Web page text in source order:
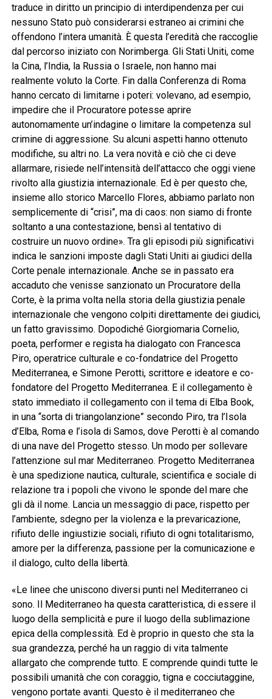
traduce in diritto un principio di interdipendenza per cui
nessuno Stato può considerarsi estraneo ai crimini che
offendono l’intera umanità. È questa l’eredità che raccoglie
dal percorso iniziato con Norimberga. Gli Stati Uniti, come
la Cina, l’India, la Russia o Israele, non hanno mai
realmente voluto la Corte. Fin dalla Conferenza di Roma
hanno cercato di limitarne i poteri: volevano, ad esempio,
impedire che il Procuratore potesse aprire
autonomamente un’indagine o limitare la competenza sul
crimine di aggressione. Su alcuni aspetti hanno ottenuto
modifiche, su altri no. La vera novità e ciò che ci deve
allarmare, risiede nell’intensità dell’attacco che oggi viene
rivolto alla giustizia internazionale. Ed è per questo che,
insieme allo storico Marcello Flores, abbiamo parlato non
semplicemente di “crisi”, ma di caos: non siamo di fronte
soltanto a una contestazione, bensì al tentativo di
costruire un nuovo ordine». Tra gli episodi più significativi
indica le sanzioni imposte dagli Stati Uniti ai giudici della
Corte penale internazionale. Anche se in passato era
accaduto che venisse sanzionato un Procuratore della
Corte, è la prima volta nella storia della giustizia penale
internazionale che vengono colpiti direttamente dei giudici,
un fatto gravissimo. Dopodiché Giorgiomaria Cornelio,
poeta, performer e regista ha dialogato con Francesca
Piro, operatrice culturale e co-fondatrice del Progetto
Mediterranea, e Simone Perotti, scrittore e ideatore e co-
fondatore del Progetto Mediterranea. E il collegamento è
stato immediato il collegamento con il tema di Elba Book,
in una “sorta di triangolanzione” secondo Piro, tra l’Isola
d’Elba, Roma e l’isola di Samos, dove Perotti è al comando
di una nave del Progetto stesso. Un modo per sollevare
l’attenzione sul mar Mediterraneo. Progetto Mediterranea
è una spedizione nautica, culturale, scientifica e sociale di
relazione tra i popoli che vivono le sponde del mare che
gli dà il nome. Lancia un messaggio di pace, rispetto per
l’ambiente, sdegno per la violenza e la prevaricazione,
rifiuto delle ingiustizie sociali, rifiuto di ogni totalitarismo,
amore per la differenza, passione per la comunicazione e
il dialogo, culto della libertà.
«Le linee che uniscono diversi punti nel Mediterraneo ci
sono. Il Mediterraneo ha questa caratteristica, di essere il
luogo della semplicità e pure il luogo della sublimazione
epica della complessità. Ed è proprio in questo che sta la
sua grandezza, perché ha un raggio di vita talmente
allargato che comprende tutto. E comprende quindi tutte le
possibili umanità che con coraggio, tigna e cocciutaggine,
vengono portate avanti. Questo è il mediterraneo che